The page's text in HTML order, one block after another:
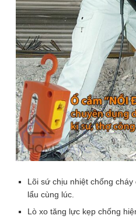
Lõi sứ chịu nhiệt chống
lẩu cùng lúc.
Lò xo tăng lực kẹp chống
2 phân loại có sẵn
59.000₫
(Ổ cắm 2 cổng 3000W)
Để lại thông tin, chúng tôi sẽ tư vấn
Không Mua Cũng Không Sao
SĐT
(Required)
Giao hàng toàn quốc
Miễn phí ship đơn hàng